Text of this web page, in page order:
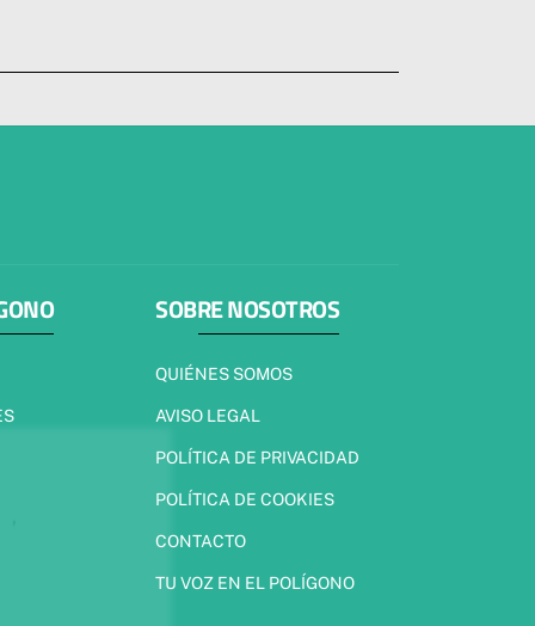
SOBRE NOSOTROS
QUIÉNES SOMOS
AVISO LEGAL
POLÍTICA DE PRIVACIDAD
POLÍTICA DE COOKIES
CONTACTO
TU VOZ EN EL POLÍGONO